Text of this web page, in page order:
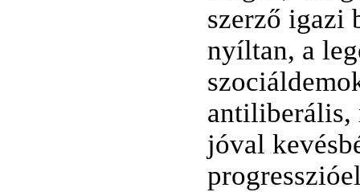
szerző igazi
nyíltan, a
antiliberális,
jóval